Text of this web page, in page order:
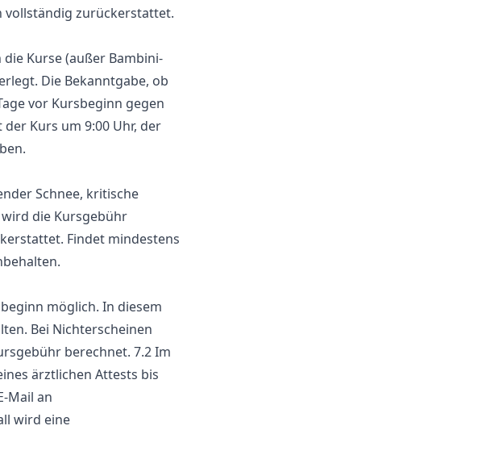
vollständig zurückerstattet.
Kurse (außer Bambini-
Die Bekanntgabe, ob
vor Kursbeginn gegen
Kurs um 9:00 Uhr, der
Schnee, kritische
die Kursgebühr
Findet mindestens
möglich. In diesem
Bei Nichterscheinen
berechnet. 7.2 Im
ärztlichen Attests bis
Mail an
wird eine